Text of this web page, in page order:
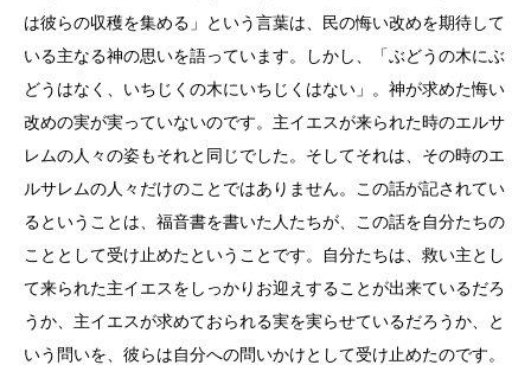
は彼らの収穫を集める」という言葉は、民の悔い改めを期待して
いる主なる神の思いを語っています。しかし、「ぶどうの木にぶ
どうはなく、いちじくの木にいちじくはない」。神が求めた悔い
改めの実が実っていないのです。主イエスが来られた時のエルサ
レムの人々の姿もそれと同じでした。そしてそれは、その時のエ
ルサレムの人々だけのことではありません。この話が記されてい
るということは、福音書を書いた人たちが、この話を自分たちの
こととして受け止めたということです。自分たちは、救い主とし
て来られた主イエスをしっかりお迎えすることが出来ているだろ
うか、主イエスが求めておられる実を実らせているだろうか、と
いう問いを、彼らは自分への問いかけとして受け止めたのです。